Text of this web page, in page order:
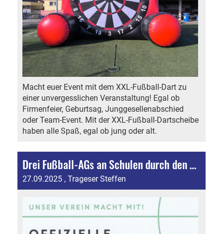
Macht euer Event mit dem XXL-Fußball-Dart zu
einer unvergesslichen Veranstaltung! Egal ob
Firmenfeier, Geburtsag, Junggesellenabschied
oder Team-Event. Mit der XXL-Fußball-Dartscheibe
haben alle Spaß, egal ob jung oder alt.
Drei Fußball-AGs an Schulen durch den SV Neuses 1912!
27.09.2025 , Trageser Steffen